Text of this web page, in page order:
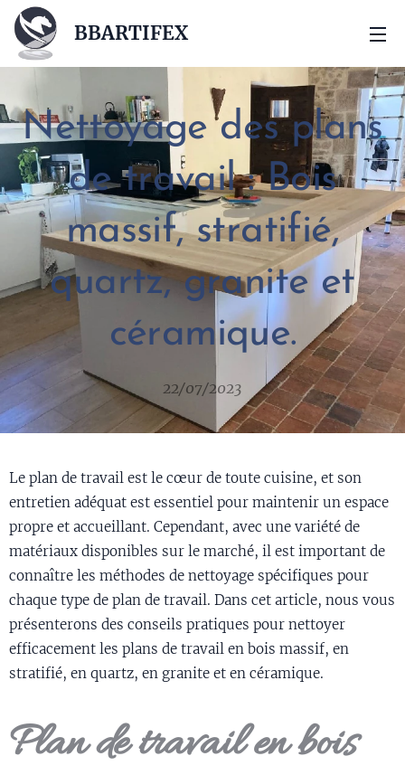
BBARTIFEX
Nettoyage des plans
de travail : Bois
massif, stratifié,
quartz, granite et
céramique.
22/07/2023
Le plan de travail est le cœur de toute cuisine, et son
entretien adéquat est essentiel pour maintenir un espace
propre et accueillant. Cependant, avec une variété de
matériaux disponibles sur le marché, il est important de
connaître les méthodes de nettoyage spécifiques pour
chaque type de plan de travail. Dans cet article, nous vous
présenterons des conseils pratiques pour nettoyer
efficacement les plans de travail en bois massif, en
stratifié, en quartz, en granite et en céramique.
Plan de travail en bois